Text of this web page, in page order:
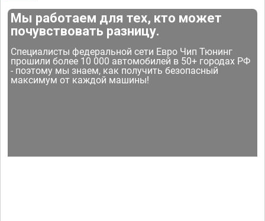
Мы работаем для тех, кто может
почувствовать разницу.
Специалисты федеральной сети Евро Чип Тюнинг
прошили более 10 000 автомобилей в 50+ городах РФ
- поэтому мы знаем, как получить безопасный
максимум от каждой машины!